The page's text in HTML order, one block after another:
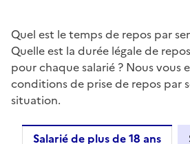
Quel est le temps de repos par
Quelle est la durée légale de
pour chaque salarié ? Nous vous
conditions de prise de repos par
situation.
Salarié de plus de 18 ans